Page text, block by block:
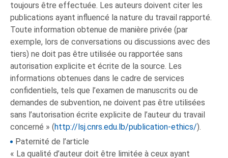
toujours être effectuée. Les auteurs doivent citer les
publications ayant influencé la nature du travail rapporté.
Toute information obtenue de manière privée (par
exemple, lors de conversations ou discussions avec des
tiers) ne doit pas être utilisée ou rapportée sans
autorisation explicite et écrite de la source. Les
informations obtenues dans le cadre de services
confidentiels, tels que l’examen de manuscrits ou de
demandes de subvention, ne doivent pas être utilisées
sans l’autorisation écrite explicite de l’auteur du travail
concerné » (http://lsj.cnrs.edu.lb/publication-ethics/).
Paternité de l’article
« La qualité d’auteur doit être limitée à ceux ayant